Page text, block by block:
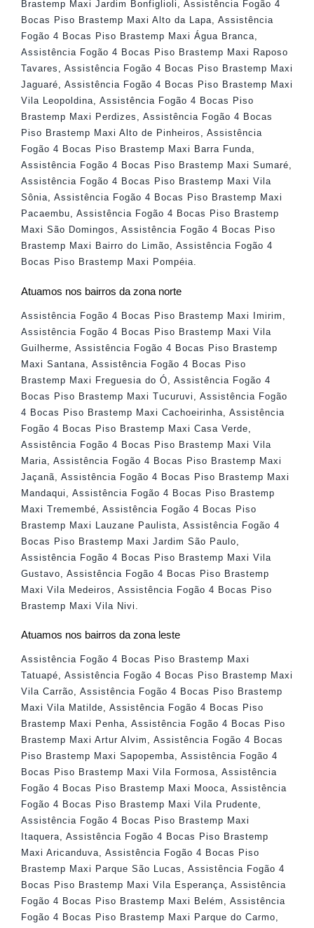
Brastemp Maxi Jardim Bonfiglioli , Assistência Fogão 4
Bocas Piso Brastemp Maxi Alto da Lapa, Assistência
Fogão 4 Bocas Piso Brastemp Maxi Água Branca,
Assistência Fogão 4 Bocas Piso Brastemp Maxi Raposo
Tavares , Assistência Fogão 4 Bocas Piso Brastemp Maxi
Jaguaré, Assistência Fogão 4 Bocas Piso Brastemp Maxi
Vila Leopoldina, Assistência Fogão 4 Bocas Piso
Brastemp Maxi Perdizes , Assistência Fogão 4 Bocas
Piso Brastemp Maxi Alto de Pinheiros , Assistência
Fogão 4 Bocas Piso Brastemp Maxi Barra Funda,
Assistência Fogão 4 Bocas Piso Brastemp Maxi Sumaré,
Assistência Fogão 4 Bocas Piso Brastemp Maxi Vila
Sônia, Assistência Fogão 4 Bocas Piso Brastemp Maxi
Pacaembu, Assistência Fogão 4 Bocas Piso Brastemp
Maxi São Domingos , Assistência Fogão 4 Bocas Piso
Brastemp Maxi Bairro do Limão, Assistência Fogão 4
Bocas Piso Brastemp Maxi Pompéia.
Atuamos nos bairros da zona norte
Assistência Fogão 4 Bocas Piso Brastemp Maxi Imirim
Assistência Fogão 4 Bocas Piso Brastemp Maxi Vila
Guilherme
Assistência Fogão 4 Bocas Piso Brastemp
Maxi Santana
Assistência Fogão 4 Bocas Piso
Brastemp Maxi Freguesia do Ó
Assistência Fogão 4
Bocas Piso Brastemp Maxi Tucuruvi
Assistência Fogão
4 Bocas Piso Brastemp Maxi Cachoeirinha
Assistência
Fogão 4 Bocas Piso Brastemp Maxi Casa Verde
Assistência Fogão 4 Bocas Piso Brastemp Maxi Vila
Maria
Assistência Fogão 4 Bocas Piso Brastemp Maxi
Jaçanã
Assistência Fogão 4 Bocas Piso Brastemp Maxi
Mandaqui
Assistência Fogão 4 Bocas Piso Brastemp
Maxi Tremembé
Assistência Fogão 4 Bocas Piso
Brastemp Maxi Lauzane Paulista
Assistência Fogão 4
Bocas Piso Brastemp Maxi Jardim São Paulo
Assistência Fogão 4 Bocas Piso Brastemp Maxi Vila
Gustavo
Assistência Fogão 4 Bocas Piso Brastemp
Maxi Vila Medeiros
Assistência Fogão 4 Bocas Piso
Brastemp Maxi Vila Nivi
Atuamos nos bairros da zona leste
Assistência Fogão 4 Bocas Piso Brastemp Maxi
Tatuapé, Assistência Fogão 4 Bocas Piso Brastemp Maxi
Vila Carrão, Assistência Fogão 4 Bocas Piso Brastemp
Maxi Vila Matilde, Assistência Fogão 4 Bocas Piso
Brastemp Maxi Penha, Assistência Fogão 4 Bocas Piso
Brastemp Maxi Artur Alvim , Assistência Fogão 4 Bocas
Piso Brastemp Maxi Sapopemba, Assistência Fogão 4
Bocas Piso Brastemp Maxi Vila Formosa, Assistência
Fogão 4 Bocas Piso Brastemp Maxi Mooca, Assistência
Fogão 4 Bocas Piso Brastemp Maxi Vila Prudente,
Assistência Fogão 4 Bocas Piso Brastemp Maxi
Itaquera, Assistência Fogão 4 Bocas Piso Brastemp
Maxi Aricanduva, Assistência Fogão 4 Bocas Piso
Brastemp Maxi Parque São Lucas , Assistência Fogão 4
Bocas Piso Brastemp Maxi Vila Esperança, Assistência
Fogão 4 Bocas Piso Brastemp Maxi Belém , Assistência
Fogão 4 Bocas Piso Brastemp Maxi Parque do Carmo,